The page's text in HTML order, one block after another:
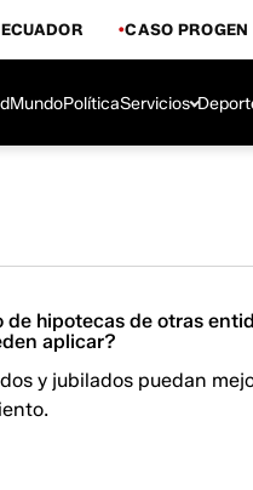
CASO PROGEN
MundoPolíticaServicios
de hipotecas de otras
aplicar?
y jubilados puedan